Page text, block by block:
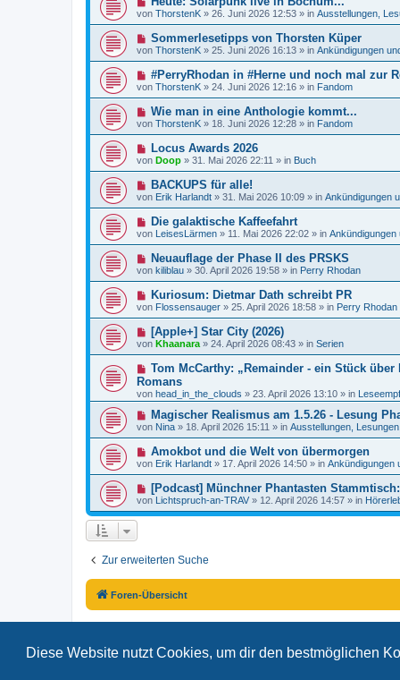
Diese Website nutzt Cookies, um dir den bestmöglichen
g
t
r
a
g
B
e
t
r
g
e
u
e
B
e
t
r
a
g
von ThorstenK » 26. Juni 2026 12:53 » in Ausstellungen,
N
e
u
B
e
t
r
a
g
Sommerlesetipps von Thorsten Küper
von ThorstenK » 25. Juni 2026 16:13 » in Ankündigungen
N
e
u
e
B
e
t
r
a
g
#PerryRhodan in #Herne und noch mal zur
von ThorstenK » 24. Juni 2026 12:16 » in Fandom
N
e
u
e
B
e
t
r
a
g
Wie man in eine Anthologie kommt...
von ThorstenK » 18. Juni 2026 12:28 » in Fandom
N
e
u
e
B
e
t
r
a
g
Locus Awards 2026
von Doop » 31. Mai 2026 22:11 » in Buch
N
e
u
e
B
e
t
r
a
g
BACKUPS für alle!
von Erik Harlandt » 31. Mai 2026 10:09 » in Ankündigungen
N
e
u
e
B
e
t
r
a
g
Die galaktische Kaffeefahrt
von LeisesLärmen » 11. Mai 2026 22:02 » in Ankündigungen
N
e
u
e
B
e
t
r
a
Neuauflage der Phase II des PRSKS
von kiliblau » 30. April 2026 19:58 » in Perry Rhodan
N
e
u
e
B
e
t
r
a
g
Kuriosum: Dietmar Dath schreibt PR
von Flossensauger » 25. April 2026 18:58 » in Perry Rhodan
N
e
u
e
B
e
i
r
a
[Apple+] Star City (2026)
von Khaanara » 24. April 2026 08:43 » in Serien
N
u
e
B
e
i
r
a
g
Tom McCarthy: „Remainder - ein Stück
Romans
von head_in_the_clouds » 23. April 2026 13:10 » in
N
e
u
B
e
t
r
a
Magischer Realismus am 1.5.26 - Lesung
von Nina » 18. April 2026 15:11 » in Ausstellungen,
N
e
u
e
B
e
a
g
Amokbot und die Welt von übermorgen
von Erik Harlandt » 17. April 2026 14:50 » in Ankündigungen
N
e
u
e
i
r
a
[Podcast] Münchner Phantasten
von Lichtspruch-an-TRAV » 12. April 2026 14:57 » in
Zur erweiterten Suche
Foren-Übersicht